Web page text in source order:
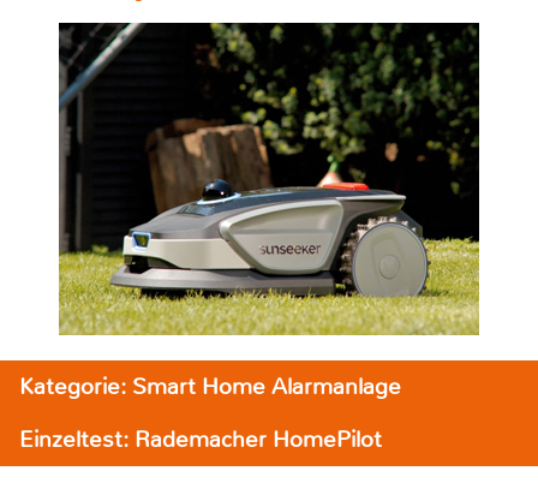
Kategorie: Smart Home Alarmanlage
Einzeltest: Rademacher HomePilot